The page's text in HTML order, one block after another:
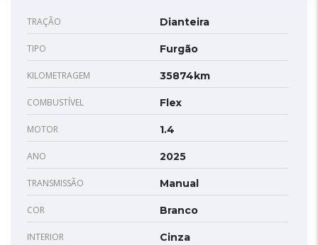
TRAÇÃO Dianteira
TIPO Furgão
KILOMETRAGEM 35874km
COMBUSTÍVEL Flex
MOTOR 1.4
ANO 2025
TRANSMISSÃO Manual
COR Branco
INTERIOR Cinza